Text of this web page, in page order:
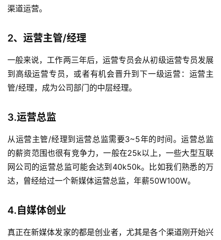
渠道运营。
2、 运营主管/经理
一般来说，工作两三年后，运营专员会从初级运营专员发展
到高级运营专员 ，或者有机会晋升到下一级运营：运营主
管/经理，成为公司部门的中层经理。
3.运营总监
从运营主管/经理到运营总监需要3~5年的时间。运营总监
的薪资范围也很有竞争力，一般在25k以上，一些大型互联
网公司的运营总监可能会达到40k50k。比如我们熟悉的万
达，曾经给过一个新媒体运营总监，年薪50W100W。
4.自媒体创业
真正在新媒体发家的都是创业者，尤其是各个渠道刚开始兴